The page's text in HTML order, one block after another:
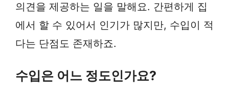
의견을 제공하는 일을 말해요. 간편하게 집
에서 할 수 있어서 인기가 많지만, 수입이 적
다는 단점도 존재하죠.
수입은 어느 정도인가요?